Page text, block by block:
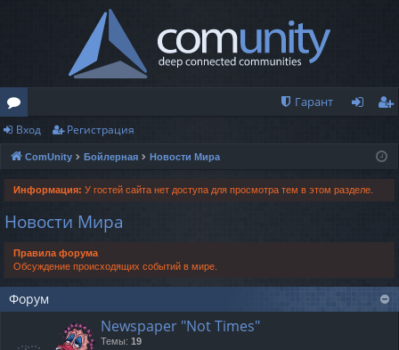
о
ру
м
ы
Гарант
ис
Вход Регистрация
ComUnity Бойлерная Новости Мира
Информация: У гостей сайта нет доступа для просмотра тем в этом разделе.
Новости Мира
Правила форума
Обсуждение происходящих событий в мире.
Форум
Newspaper "Not Times"
Темы: 19